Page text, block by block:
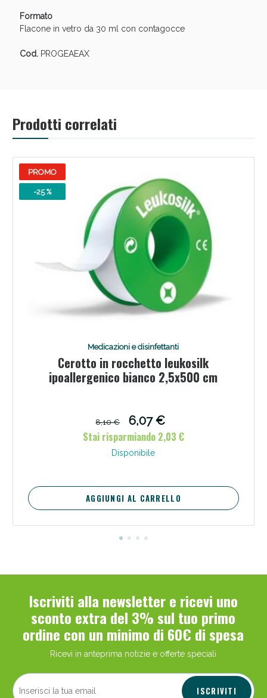
Formato
Flacone in vetro da 30 ml con contagocce
Cod.PROGEAEAX
Prodotti correlati
PROMO
-25 %
Medicazioni e disinfettanti
Cerotto in rocchetto leukosilk
ipoallergenico bianco 2,5x500 cm
8,10 €
6,07 €
Stai risparmiando 2,03 €
Disponibile
AGGIUNGI AL CARRELLO
Iscriviti alla newsletter e ricevi uno
sconto extra del 3% sul tuo primo
ordine con un minimo di 60€ di spesa
Ricevi in anteprima notizie e offerte speciali
ISCRIVITI